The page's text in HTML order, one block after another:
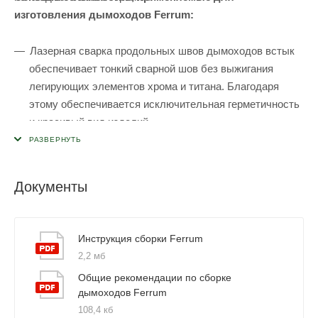
изготовления дымоходов Ferrum:
Лазерная сварка продольных швов дымоходов встык
обеспечивает тонкий сварной шов без выжигания
легирующих элементов хрома и титана. Благодаря
этому обеспечивается исключительная герметичность
и красивый вид изделий.
Раструбная система - технология формовки
отсутствие завихрений и препятствий движению дыма,
герметичность на стыках, легкость при монтаже и
обслуживании.
Лазерная сварка оцинковки без нарушения
гальванического слоя (в отличие от обычной роликовой
сварки) предотвращает возникновение коррозии на
Документы
Инструкция сборки Ferrum
2,2 мб
Общие рекомендации по сборке
дымоходов Ferrum
108,4 кб